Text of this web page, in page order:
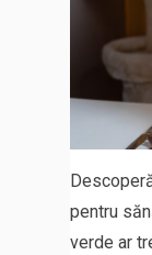
pentru
verde ar